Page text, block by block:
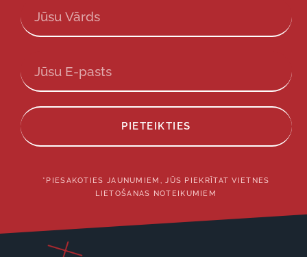
PIETEIKTIES
*PIESAKOTIES JAUNUMIEM, JŪS PIEKRĪTAT VIETNES
LIETOŠANAS NOTEIKUMIEM